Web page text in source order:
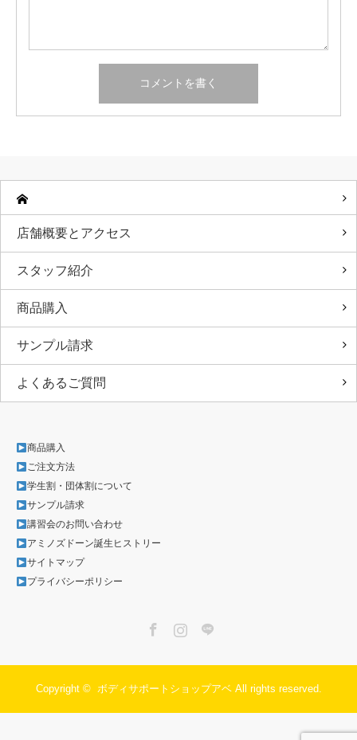
店舗概要とアクセス
スタッフ紹介
商品購入
サンプル請求
よくあるご質問
商品購入
ご注文方法
学生割・団体割について
サンプル請求
講習会のお問い合わせ
アミノズドーン誕生ヒストリー
サイトマップ
プライバシーポリシー
Copyright © ボディサポートショップアベAll rights reserved.